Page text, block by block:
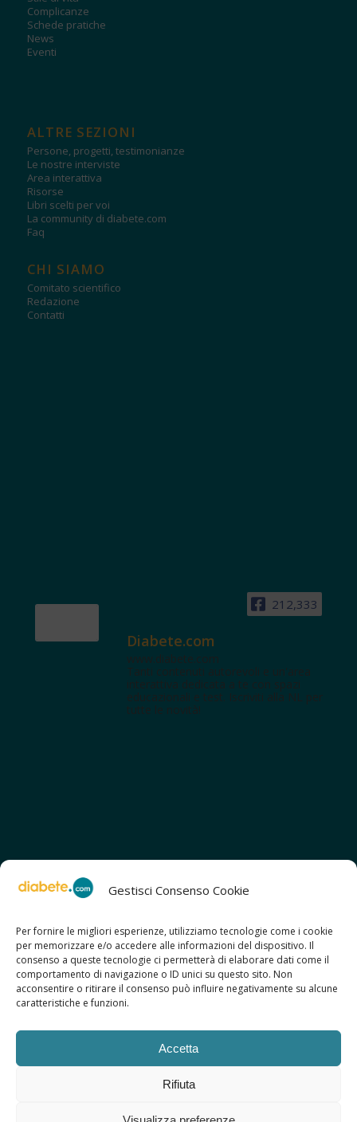
Gestisci Consenso Cookie
Per fornire le migliori esperienze, utilizziamo tecnologie come i cookie
per memorizzare e/o accedere alle informazioni del dispositivo. Il
consenso a queste tecnologie ci permetterà di elaborare dati come il
comportamento di navigazione o ID unici su questo sito. Non
acconsentire o ritirare il consenso può influire negativamente su alcune
caratteristiche e funzioni.
Accetta
Rifiuta
Complicanze
Schede pratiche
News
Eventi
ALTRE SEZIONI
Persone, progetti, testimonianze
Le nostre interviste
Area interattiva
Risorse
Libri scelti per voi
La community di diabete.com
Faq
CHI SIAMO
Comitato scientifico
Redazione
Contatti
212,333
Diabete.com
www.diabete.com
Tanti contenuti autorevoli e un'area
interattiva dedicata a te con spazi
educazionali e test. Iscriviti alla NL per
tutte le novità!
SCOPRI ANCHE:
> ilmiodiabete.com
> casadiabete.it
> digitaldiabetes.srl
> obesitalia.com
© 2026 Copyright - Diabete.com